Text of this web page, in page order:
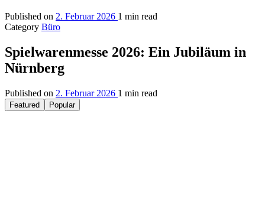
Published on 2. Februar 2026 1 min read
Category Büro
Spielwarenmesse 2026: Ein Jubiläum in
Nürnberg
Published on 2. Februar 2026 1 min read
Featured Popular